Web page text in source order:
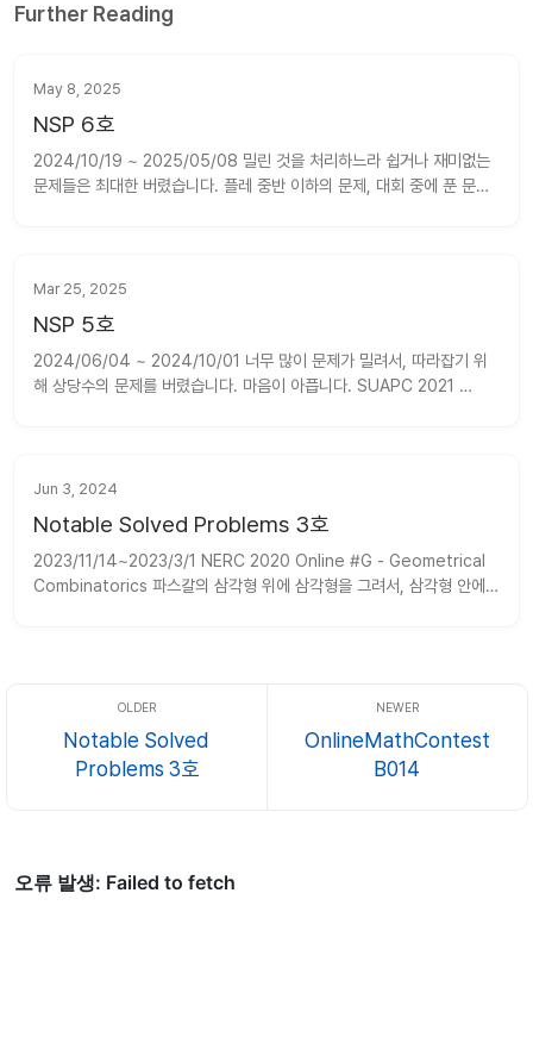
Further Reading
May 8, 2025
NSP 6호
2024/10/19 ~ 2025/05/08 밀린 것을 처리하느라 쉽거나 재미없는
문제들은 최대한 버렸습니다. 플레 중반 이하의 문제, 대회 중에 푼 문제
Mar 25, 2025
NSP 5호
2024/06/04 ~ 2024/10/01 너무 많이 문제가 밀려서, 따라잡기 위
해 상당수의 문제를 버렸습니다. 마음이 아픕니다. SUAPC 2021
N 2 N
Jun 3, 2024
Notable Solved Problems 3호
2023/11/14~2023/3/1 NERC 2020 Online #G - Geometrical
Combinatorics 파스칼의 삼각형 위에 삼각형을 그려서, 삼각형 안에
Notable Solved
Problems 3호
OnlineMathContest
B014